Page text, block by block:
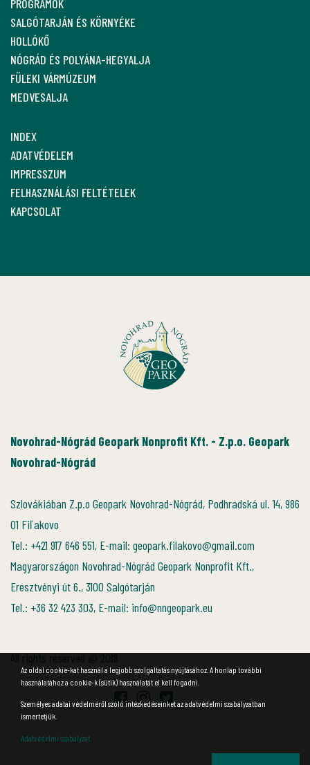
PROGRAMOK
SALGÓTARJÁN ÉS KÖRNYÉKE
HOLLÓKŐ
NÓGRÁD ÉS POLYÁNA-HEGYALJA
FÜLEKI VÁRMÚZEUM
MEDVESALJA
INDEX
ADATVÉDELEM
IMPRESSZUM
FELHASZNÁLÁSI FELTÉTELEK
KAPCSOLAT
Novohrad-Nógrád Geopark Nonprofit Kft. - Z.p.o. Geopark
Novohrad-Nógrád
Szlovákiában Z.p.o Geopark Novohrad-Nógrád, Podhradská ul. 14, 986
01 Fiľakovo
Tel.: +421 917 646 551, E-mail: geopark.filakovo@gmail.com
Magyarországon Novohrad-Nógrád Geopark Nonprofit Kft.,
Eresztvényi út 6., 3100 Salgótarján
Tel.: +36 32 423 303, E-mail: info@nngeopark.eu
All rights reserved @ 2018
Az oldal cookie-kat használ a legjobb szolgáltatás nyújtásához. A honlap további
használatához a cookie-k (sütik) használatát el kell fogadni.
Személyes adatai védelméről szóló intézkedéseinket az adatvédelmi szabályzatban
ismertetjük.
Adatvédelmi szabályzat